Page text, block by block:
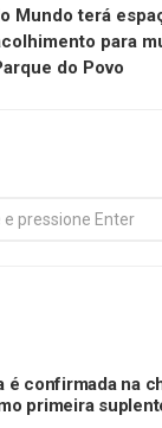
Mundo terá
para
do Povo
é confirmada na
primeira